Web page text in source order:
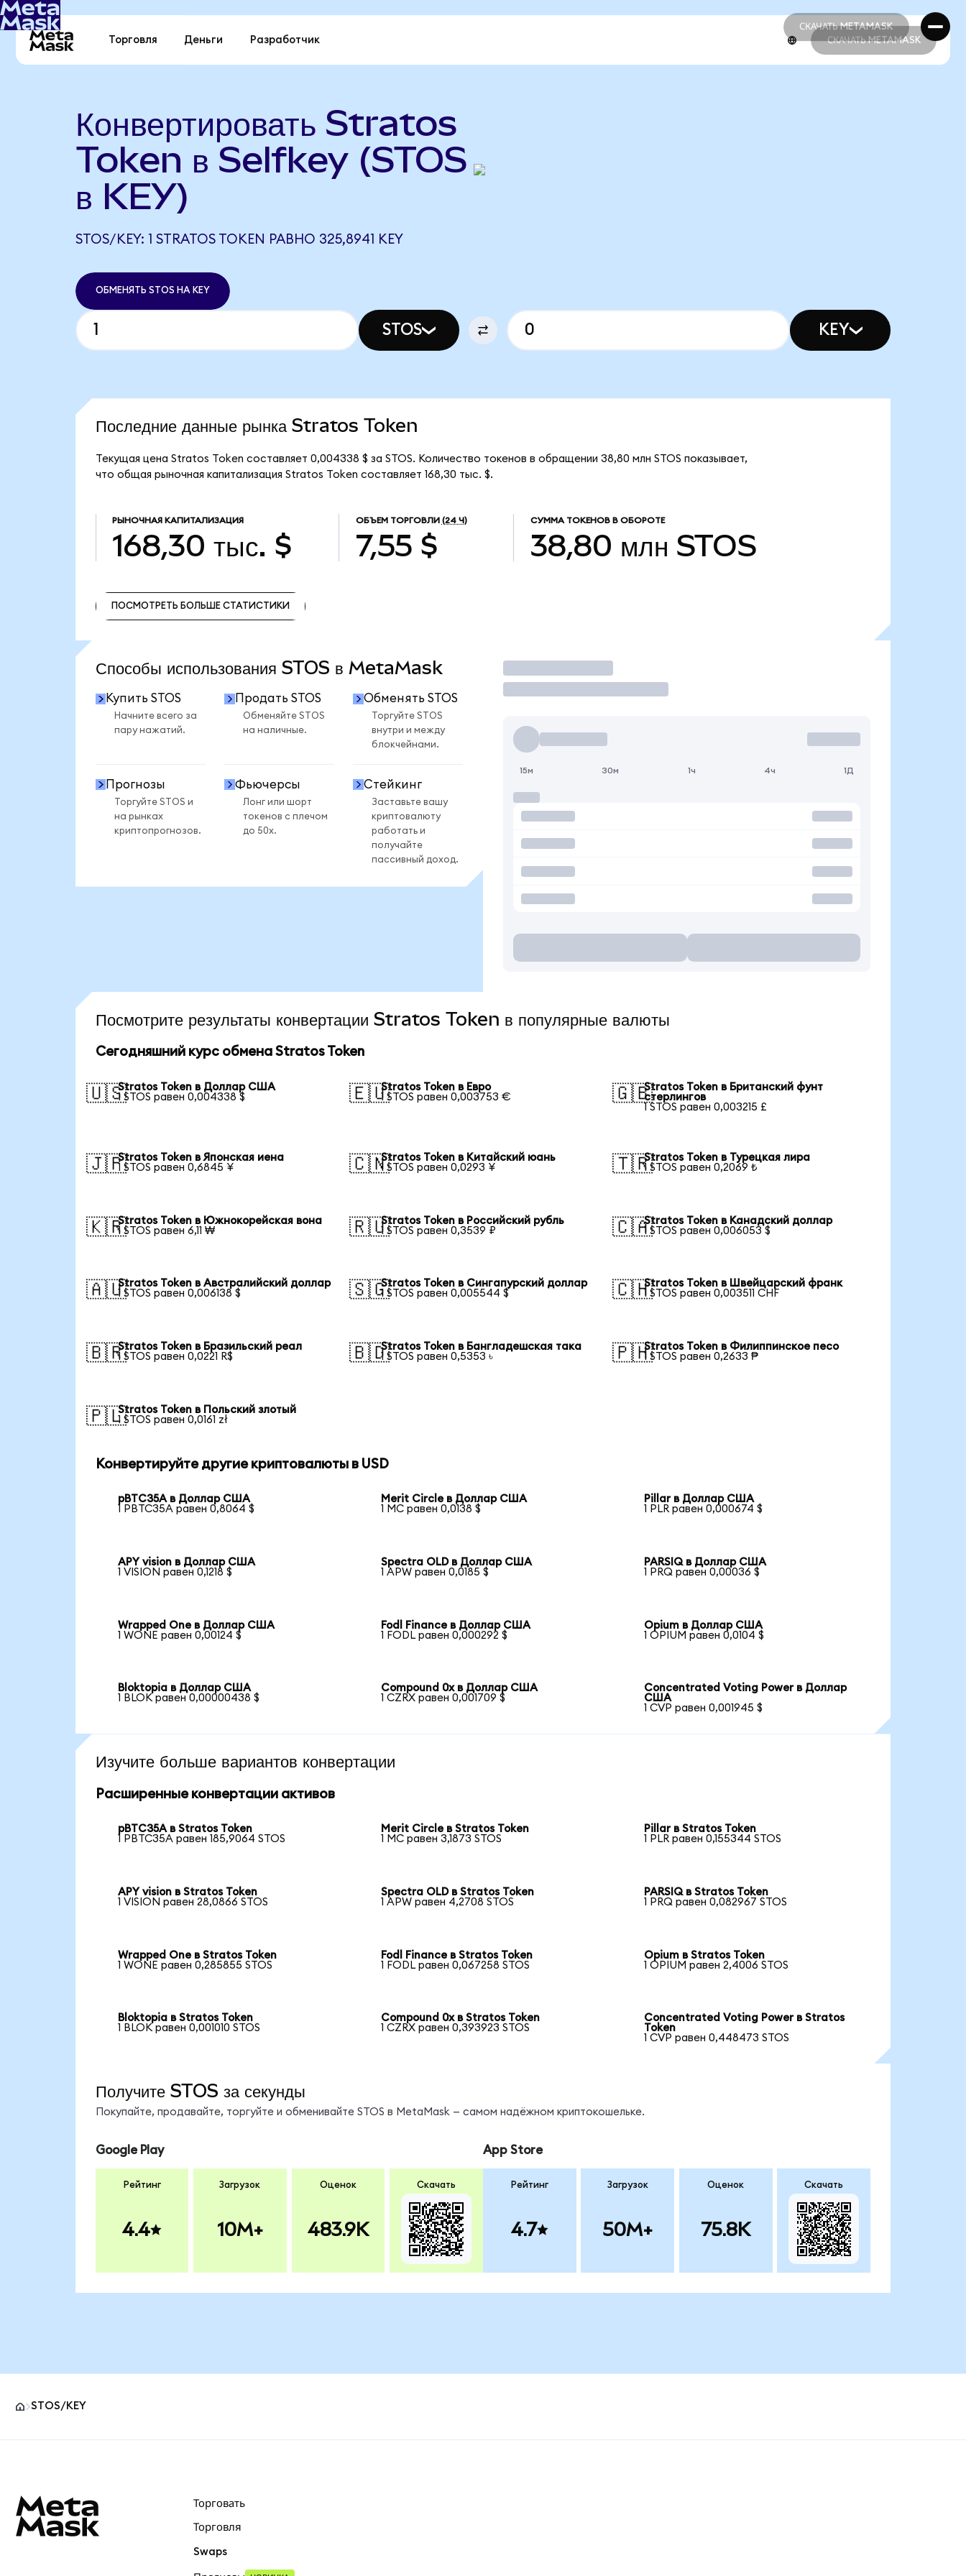
СКАЧАТЬ METAMASK
СКАЧАТЬ METAMASK
Торговля Деньги Разработчик СКАЧАТЬ METAMASK
Конвертировать Stratos
Token в Selfkey (STOS
в KEY)
STOS/KEY: 1 STRATOS TOKEN РАВНО 325,8941 KEY
ОБМЕНЯТЬ STOS НА KEY
STOS KEY
Последние данные рынка Stratos Token
Текущая цена Stratos Token составляет 0,004338 $ за STOS. Количество токенов в обращении 38,80 млн STOS показывает,
что общая рыночная капитализация Stratos Token составляет 168,30 тыс. $.
РЫНОЧНАЯ КАПИТАЛИЗАЦИЯ
168,30 тыс. $
ОБЪЕМ ТОРГОВЛИ (24 Ч)
7,55 $
СУММА ТОКЕНОВ В ОБОРОТЕ
38,80 млн STOS
ПОСМОТРЕТЬ БОЛЬШЕ СТАТИСТИКИ
Способы использования STOS в MetaMask
Купить STOS
Начните всего за
пару нажатий.
Продать STOS
Обменяйте STOS
на наличные.
Обменять STOS
Торгуйте STOS
внутри и между
блокчейнами.
Прогнозы
Торгуйте STOS и
на рынках
криптопрогнозов.
Фьючерсы
Лонг или шорт
токенов с плечом
до 50x.
Стейкинг
Заставьте вашу
криптовалюту
работать и
получайте
пассивный доход.
Торговать
15м 30м 1ч 4ч 1Д
Посмотрите результаты конвертации Stratos Token в популярные валюты
Сегодняшний курс обмена Stratos Token
🇺🇸Stratos Token в Доллар США
1 STOS равен 0,004338 $
🇪🇺Stratos Token в Евро
1 STOS равен 0,003753 €
🇬🇧Stratos Token в Британский фунт
стерлингов
1 STOS равен 0,003215 £
🇯🇵Stratos Token в Японская иена
1 STOS равен 0,6845 ¥
🇨🇳Stratos Token в Китайский юань
1 STOS равен 0,0293 ¥
🇹🇷Stratos Token в Турецкая лира
1 STOS равен 0,2069 ₺
🇰🇷Stratos Token в Южнокорейская вона
1 STOS равен 6,11 ₩
🇷🇺Stratos Token в Российский рубль
1 STOS равен 0,3539 ₽
🇨🇦Stratos Token в Канадский доллар
1 STOS равен 0,006053 $
🇦🇺Stratos Token в Австралийский доллар
1 STOS равен 0,006138 $
🇸🇬Stratos Token в Сингапурский доллар
1 STOS равен 0,005544 $
🇨🇭Stratos Token в Швейцарский франк
1 STOS равен 0,003511 CHF
🇧🇷Stratos Token в Бразильский реал
1 STOS равен 0,0221 R$
🇧🇩Stratos Token в Бангладешская така
1 STOS равен 0,5353 ৳
🇵🇭Stratos Token в Филиппинское песо
1 STOS равен 0,2633 ₱
🇵🇱Stratos Token в Польский злотый
1 STOS равен 0,0161 zł
Конвертируйте другие криптовалюты в USD
pBTC35A в Доллар США
1 PBTC35A равен 0,8064 $
Merit Circle в Доллар США
1 MC равен 0,0138 $
Pillar в Доллар США
1 PLR равен 0,000674 $
APY vision в Доллар США
1 VISION равен 0,1218 $
Spectra OLD в Доллар США
1 APW равен 0,0185 $
PARSIQ в Доллар США
1 PRQ равен 0,00036 $
Wrapped One в Доллар США
1 WONE равен 0,00124 $
Fodl Finance в Доллар США
1 FODL равен 0,000292 $
Opium в Доллар США
1 OPIUM равен 0,0104 $
Bloktopia в Доллар США
1 BLOK равен 0,00000438 $
Compound 0x в Доллар США
1 CZRX равен 0,001709 $
Concentrated Voting Power в Доллар
США
1 CVP равен 0,001945 $
Изучите больше вариантов конвертации
Расширенные конвертации активов
pBTC35A в Stratos Token
1 PBTC35A равен 185,9064 STOS
Merit Circle в Stratos Token
1 MC равен 3,1873 STOS
Pillar в Stratos Token
1 PLR равен 0,155344 STOS
APY vision в Stratos Token
1 VISION равен 28,0866 STOS
Spectra OLD в Stratos Token
1 APW равен 4,2708 STOS
PARSIQ в Stratos Token
1 PRQ равен 0,082967 STOS
Wrapped One в Stratos Token
1 WONE равен 0,285855 STOS
Fodl Finance в Stratos Token
1 FODL равен 0,067258 STOS
Opium в Stratos Token
1 OPIUM равен 2,4006 STOS
Bloktopia в Stratos Token
1 BLOK равен 0,001010 STOS
Compound 0x в Stratos Token
1 CZRX равен 0,393923 STOS
Concentrated Voting Power в Stratos
Token
1 CVP равен 0,448473 STOS
Получите STOS за секунды
Покупайте, продавайте, торгуйте и обменивайте STOS в MetaMask — самом надёжном криптокошельке.
Google Play
Рейтинг
4.4
Загрузок
10M+
Оценок
483.9K
Скачать
App Store
Рейтинг
4.7
Загрузок
50M+
Оценок
75.8K
Скачать
STOS/KEY
Торговать
Торговля
Swaps